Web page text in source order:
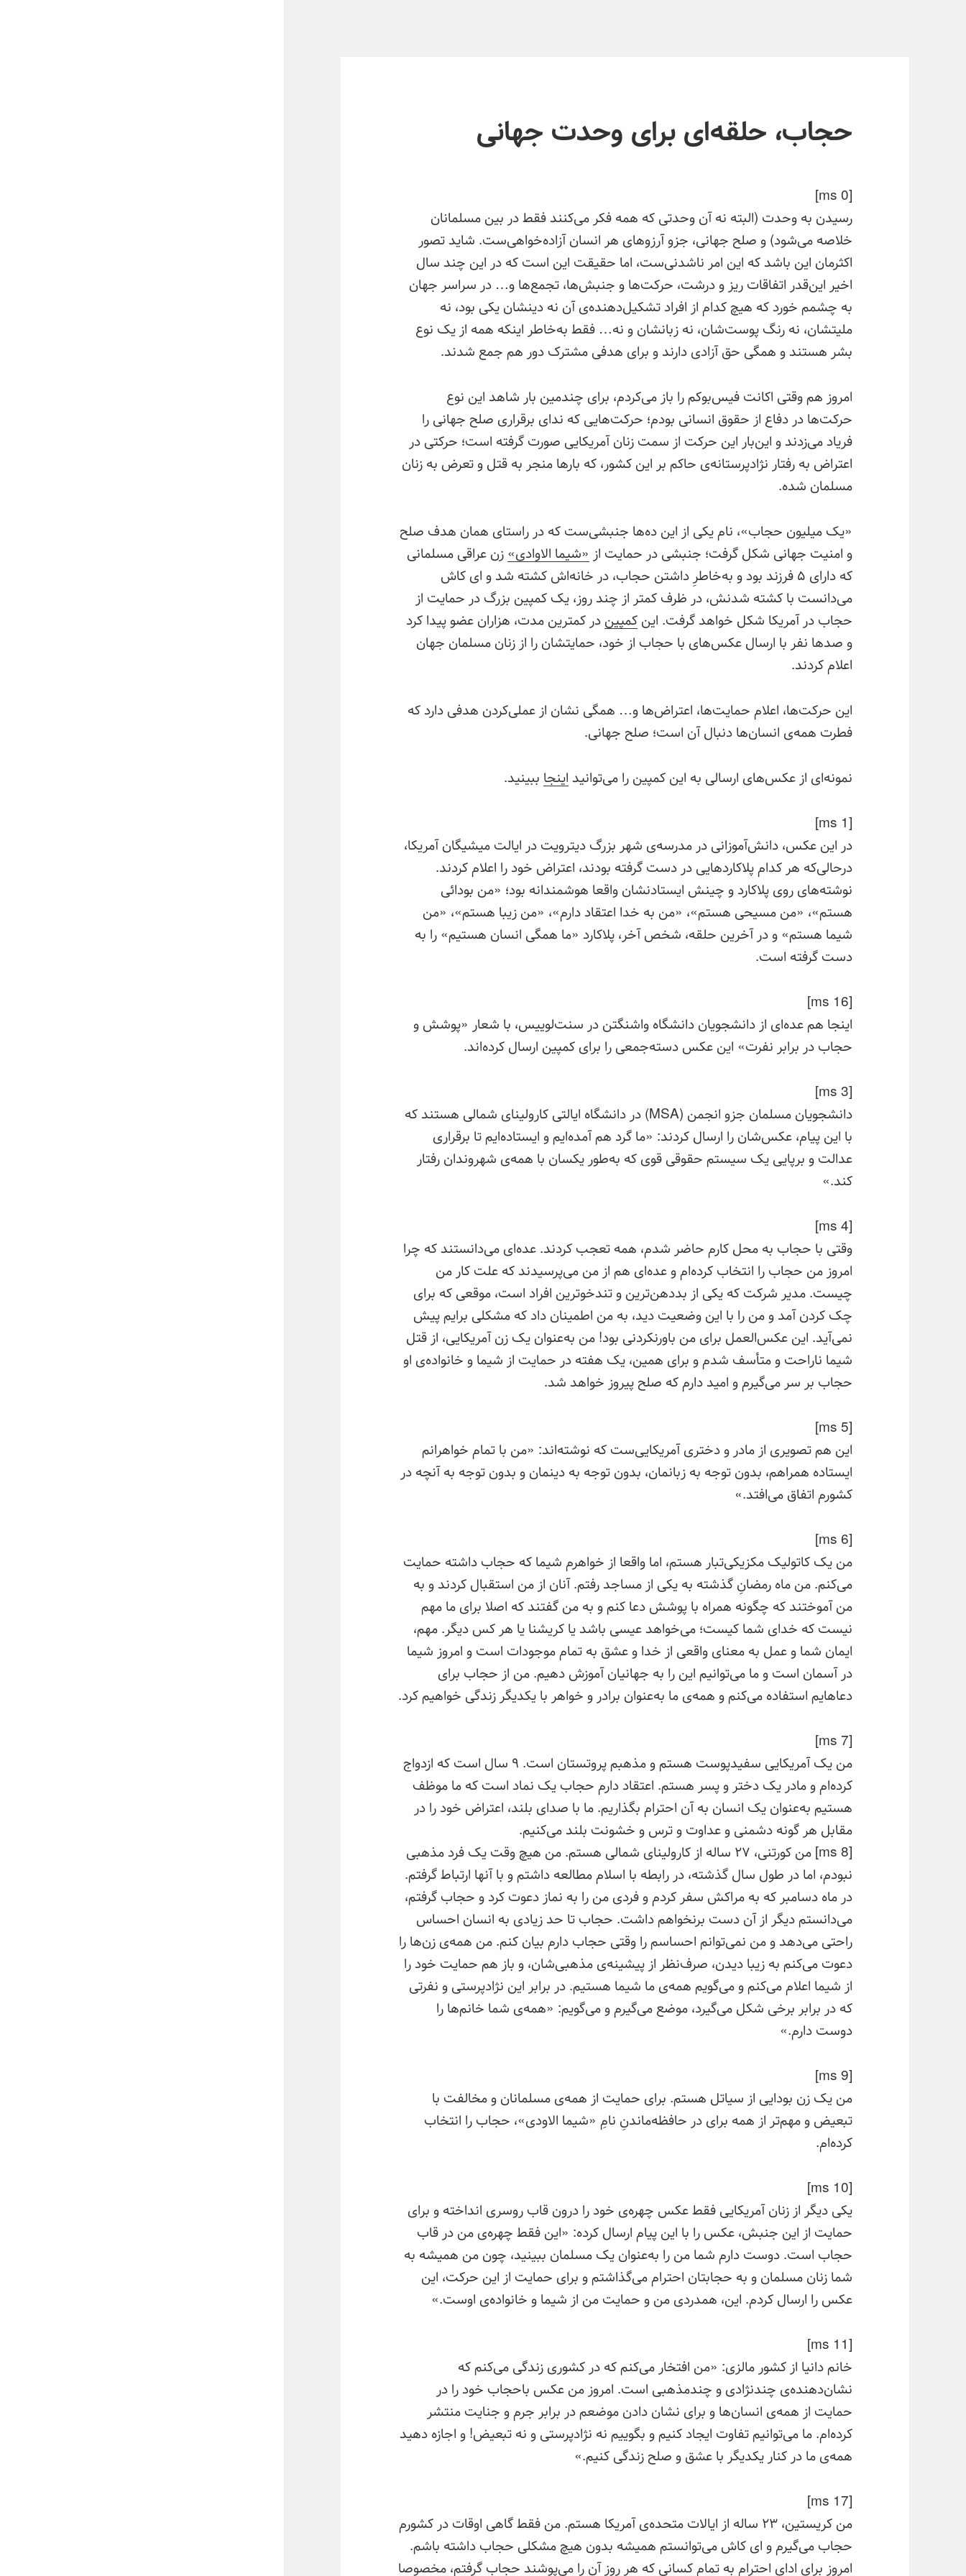
‫حجاب، حلقه‌ای برای وحدت جهانی
[ms 0]
رسیدن به وحدت (البته نه آن وحدتی که همه فکر می‌کنند فقط در بین مسلمانان
خلاصه می‌شود) و صلح جهانی، جزو آرزوهای هر انسان آزاده‌خواهی‌ست. شاید تصور
اکثرمان این باشد که این امر ناشدنی‌ست، اما حقیقت این است که در این چند سال
اخیر این‌قدر اتفاقات ریز و درشت، حرکت‌ها و جنبش‌ها، تجمع‌ها و… در سراسر جهان
به چشمم خورد که هیچ کدام از افراد تشکیل‌دهنده‌ی آن نه دینشان یکی بود، نه
ملیتشان، نه رنگ پوست‌شان، نه زبانشان و نه… فقط به‌خاطر اینکه همه از یک نوع
بشر هستند و همگی حق آزادی دارند و برای هدفی مشترک دور هم جمع شدند.
امروز هم وقتی اکانت فیس‌بوکم را باز می‌کردم، برای چندمین بار شاهد این نوع
حرکت‌ها در دفاع از حقوق انسانی بودم؛ حرکت‌هایی که ندای برقراری صلح جهانی را
فریاد می‌زدند و این‌بار این حرکت از سمت زنان آمریکایی صورت گرفته است؛ حرکتی در
اعتراض به رفتار نژادپرستانه‌ی حاکم بر این کشور، که بارها منجر به قتل و تعرض به زنان
مسلمان شده.
«یک میلیون حجاب»، نام یکی از این ده‌ها جنبشی‌ست که در راستای همان هدف صلح
و امنیت جهانی شکل گرفت؛ جنبشی در حمایت از «شیما الاوادی» زن عراقی مسلمانی
که دارای ۵ فرزند بود و به‌خاطرِ داشتن حجاب، در خانه‌اش کشته شد و ای کاش
می‌دانست با کشته شدنش، در ظرف کمتر از چند روز، یک کمپین بزرگ در حمایت از
حجاب در آمریکا شکل خواهد گرفت. اینکمپین در کمترین مدت، هزاران عضو پیدا کرد
و صدها نفر با ارسال عکس‌های با حجاب از خود، حمایتشان را از زنان مسلمان جهان
اعلام کردند.
این حرکت‌ها، اعلام حمایت‌ها، اعتراض‌ها و… همگی نشان از عملی‌کردن هدفی دارد که
فطرت همه‌ی انسان‌ها دنبال آن است؛ صلح جهانی.
نمونه‌ای از عکس‌های ارسالی به این کمپین را می‌توانید اینجا ببینید.
[ms 1]
در این عکس، دانش‌آموزانی در مدرسه‌ی شهر بزرگ دیترویت در ایالت میشیگان آمریکا،
درحالی‌که هر کدام پلاکاردهایی در دست گرفته بودند، اعتراض خود را اعلام کردند.
نوشته‌های روی پلاکارد و چینش ایستادنشان واقعا هوشمندانه بود؛ «من بودائی
هستم»، «من مسیحی هستم»، «من به خدا اعتقاد دارم»، «من زیبا هستم»، «من
شیما هستم» و در آخرین حلقه، شخص آخر، پلاکارد «ما همگی انسان هستیم» را به
دست گرفته است.
[ms 16]
اینجا هم عده‌ای از دانشجویان دانشگاه واشنگتن در سنت‌لوییس، با شعار «پوشش و
حجاب در برابر نفرت» این عکس دسته‌جمعی را برای کمپین ارسال کرده‌اند.
[ms 3]
دانشجویان مسلمان جزو انجمن (MSA) در دانشگاه ایالتی کارولینای شمالی هستند که
با این پیام، عکس‌شان را ارسال کردند: «ما گرد هم آمده‌ایم و ایستاده‌ایم تا برقراری
عدالت و برپایی یک سیستم حقوقی قوی که به‌طور یکسان با همه‌ی شهروندان رفتار
کند.»
[ms 4]
وقتی با حجاب به محل کارم حاضر شدم، همه تعجب کردند. عده‌ای می‌دانستند که چرا
امروز من حجاب را انتخاب کرده‌ام و عده‌ای هم از من می‌پرسیدند که علت کار من
چیست. مدیر شرکت که یکی از بددهن‌ترین و تندخوترین افراد است، موقعی که برای
چک کردن آمد و من را با این وضعیت دید، به من اطمینان داد که مشکلی برایم پیش
نمی‌آید. این عکس‌العمل برای من باورنکردنی بود! من به‌عنوان یک زن آمریکایی، از قتل
شیما ناراحت و متأسف شدم و برای همین، یک هفته در حمایت از شیما و خانواده‌ی او
حجاب بر سر می‌گیرم و امید دارم که صلح پیروز خواهد شد.
[ms 5]
این هم تصویری از مادر و دختری آمریکایی‌ست که نوشته‌اند: «من با تمام خواهرانم
ایستاده همراهم، بدون توجه به زبانمان، بدون توجه به دینمان و بدون توجه به آنچه در
کشورم اتفاق می‌افتد.»
[ms 6]
من یک کاتولیک مکزیکی‌تبار هستم، اما واقعا از خواهرم شیما که حجاب داشته حمایت
می‌کنم. من ماه رمضانِ گذشته به یکی از مساجد رفتم. آنان از من استقبال کردند و به
من آموختند که چگونه همراه با پوشش دعا کنم و به من گفتند که اصلا برای ما مهم
نیست که خدای شما کیست؛ می‌خواهد عیسی باشد یا کریشنا یا هر کس دیگر. مهم،
ایمان شما و عمل به معنای واقعی از خدا و عشق به تمام موجودات است و امروز شیما
در آسمان است و ما می‌توانیم این را به جهانیان آموزش دهیم. من از حجاب برای
دعاهایم استفاده می‌کنم و همه‌ی ما به‌عنوان برادر و خواهر با یکدیگر زندگی خواهیم کرد.
[ms 7]
من یک آمریکایی سفیدپوست هستم و مذهبم پروتستان است. ۹ سال است که ازدواج
کرده‌ام و مادر یک دختر و پسر هستم. اعتقاد دارم حجاب یک نماد است که ما موظف
هستیم به‌عنوان یک انسان به آن احترام بگذاریم. ما با صدای بلند، اعتراض خود را در
مقابل هر گونه دشمنی و عداوت و ترس و خشونت بلند می‌کنیم.
[ms 8] من کورتنی، ۲۷ ساله از کارولینای شمالی هستم. من هیچ وقت یک فرد مذهبی
نبودم، اما در طول سال گذشته، در رابطه با اسلام مطالعه داشتم و با آنها ارتباط گرفتم.
در ماه دسامبر که به مراکش سفر کردم و فردی من را به نماز دعوت کرد و حجاب گرفتم،
می‌دانستم دیگر از آن دست برنخواهم داشت. حجاب تا حد زیادی به انسان احساس
راحتی می‌دهد و من نمی‌توانم احساسم را وقتی حجاب دارم بیان کنم. من همه‌ی زن‌ها را
دعوت می‌کنم به زیبا دیدن، صرف‌نظر از پیشینه‌ی مذهبی‌شان، و باز هم حمایت خود را
از شیما اعلام می‌کنم و می‌گویم همه‌ی ما شیما هستیم. در برابر این نژادپرستی و نفرتی
که در برابر برخی شکل می‌گیرد، موضع می‌گیرم و می‌گویم: «همه‌ی شما خانم‌ها را
دوست دارم.»
[ms 9]
من یک زن بودایی از سیاتل هستم. برای حمایت از همه‌ی مسلمانان و مخالفت با
تبعیض و مهم‌تر از همه برای در حافظه‌ماندنِ نامِ «شیما الاودی»، حجاب را انتخاب
کرده‌ام.
[ms 10]
یکی دیگر از زنان آمریکایی فقط عکس چهره‌ی خود را درون قاب روسری انداخته و برای
حمایت از این جنبش، عکس را با این پیام ارسال کرده: «این فقط چهره‌ی من در قاب
حجاب است. دوست دارم شما من را به‌عنوان یک مسلمان ببینید، چون من همیشه به
شما زنان مسلمان و به حجابتان احترام می‌گذاشتم و برای حمایت از این حرکت، این
عکس را ارسال کردم. این، همدردی من و حمایت من از شیما و خانواده‌ی اوست.»
[ms 11]
خانم دانیا از کشور مالزی: «من افتخار می‌کنم که در کشوری زندگی می‌کنم که
نشان‌دهنده‌ی چندنژادی و چندمذهبی است. امروز من عکس باحجاب خود را در
حمایت از همه‌ی انسان‌ها و برای نشان دادن موضعم در برابر جرم و جنایت منتشر
کرده‌ام. ما می‌توانیم تفاوت ایجاد کنیم و بگوییم نه نژادپرستی و نه تبعیض! و اجازه دهید
همه‌ی ما در کنار یکدیگر با عشق و صلح زندگی کنیم.»
[ms 17]
من کریستین، ۲۳ ساله از ایالات متحده‌ی آمریکا هستم. من فقط گاهی اوقات در کشورم
حجاب می‌گیرم و ای کاش می‌توانستم همیشه بدون هیچ مشکلی حجاب داشته باشم.
امروز برای ادای احترام به تمام کسانی که هر روز آن را می‌پوشند حجاب گرفتم، مخصوصا